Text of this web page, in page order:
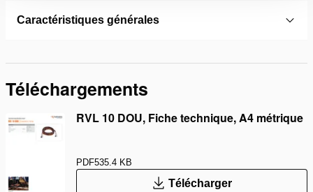
Caractéristiques générales
Téléchargements
RVL 10 DOU, Fiche technique, A4 métrique
PDF535.4 KB
Télécharger